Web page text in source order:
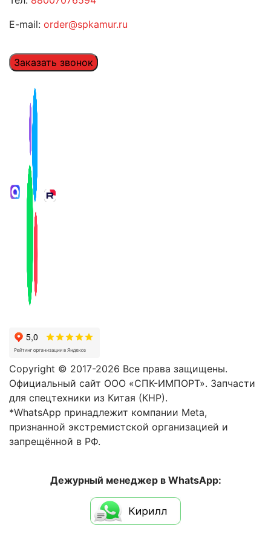
E-mail: order@spkamur.ru
Заказать звонок
Copyright © 2017-2026 Все права защищены.
Официальный сайт ООО «СПК-ИМПОРТ». Запчасти
для спецтехники из Китая (КНР).
*WhatsApp принадлежит компании Meta,
признанной экстремистской организацией и
запрещённой в РФ.
Дежурный менеджер в WhatsApp: